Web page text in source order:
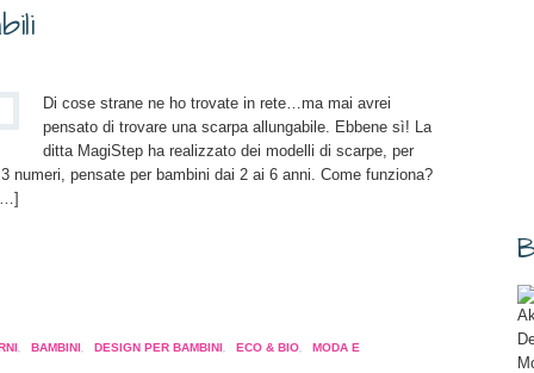
Di cose strane ne ho trovate in rete…ma mai avrei
pensato di trovare una scarpa allungabile. Ebbene sì! La
ditta MagiStep ha realizzato dei modelli di scarpe, per
numeri, pensate per bambini dai 2 ai 6 anni. Come funziona?
BAMBINI DESIGN PER BAMBINI ECO & BIO MODA E